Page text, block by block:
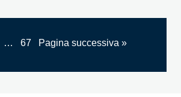
… 67 Pagina successiva »